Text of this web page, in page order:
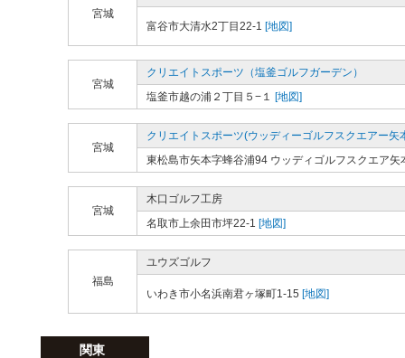
宮城
富谷市大清水2丁目22-1 [地図]
宮城
クリエイトスポーツ（塩釜ゴルフガーデン）
塩釜市越の浦２丁目５−１ [地図]
宮城
クリエイトスポーツ(ウッディーゴルフスクエアー矢
東松島市矢本字蜂谷浦94 ウッディゴルフスクエア矢
宮城
木口ゴルフ工房
名取市上余田市坪22-1 [地図]
福島
ユウズゴルフ
いわき市小名浜南君ヶ塚町1-15 [地図]
関東